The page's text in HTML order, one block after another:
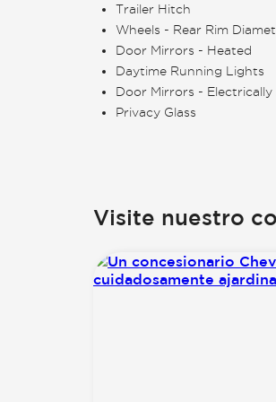
Trailer Hitch
Wheels - Rear Rim
Door Mirrors - Heated
Daytime Running Lights
Door Mirrors -
Privacy Glass
Visite nuestro